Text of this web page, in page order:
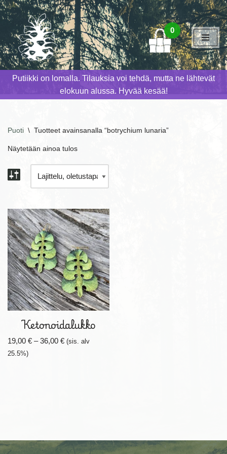
Siirry
suoraan
sisältöön
0
Putiikki on lomalla. Tilauksia voi tehdä, mutta ne lähtevät
elokuun alussa. Hyvää kesää!
Puoti \ Tuotteet avainsanalla “botrychium lunaria”
Näytetään ainoa tulos
Ketonoidalukko
19,00 € – 36,00 € (sis. alv
25.5%)